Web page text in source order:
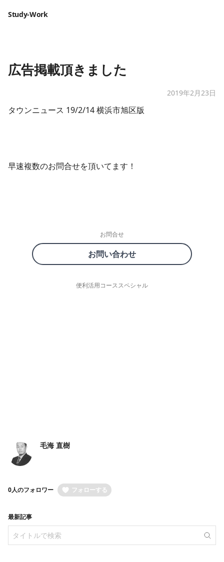
Study-Work
広告掲載頂きました
2019年2月23日
タウンニュース 19/2/14 横浜市旭区版
早速複数のお問合せを頂いてます！​
お問合せ
お問い合わせ
便利活用コーススペシャル
毛海 直樹
0人のフォロワー フォローする
最新記事